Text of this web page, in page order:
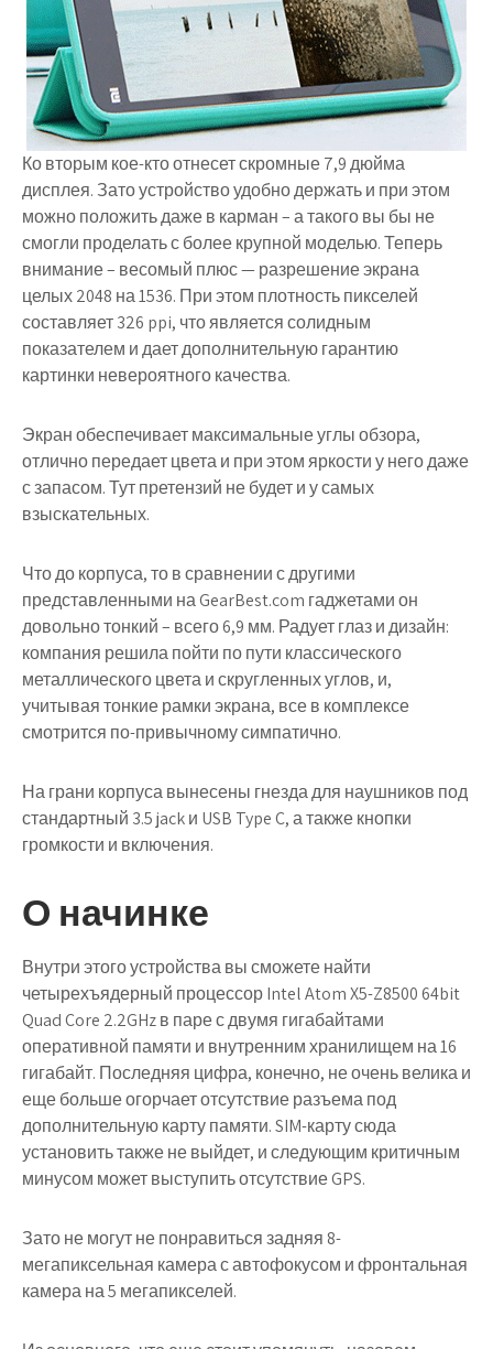
Ко вторым кое-кто отнесет скромные 7,9 дюйма
дисплея. Зато устройство удобно держать и при этом
можно положить даже в карман – а такого вы бы не
смогли проделать с более крупной моделью. Теперь
внимание – весомый плюс — разрешение экрана
целых 2048 на 1536. При этом плотность пикселей
составляет 326 ppi, что является солидным
показателем и дает дополнительную гарантию
картинки невероятного качества.
Экран обеспечивает максимальные углы обзора,
отлично передает цвета и при этом яркости у него даже
с запасом. Тут претензий не будет и у самых
взыскательных.
Что до корпуса, то в сравнении с другими
представленными на GearBest.com гаджетами он
довольно тонкий – всего 6,9 мм. Радует глаз и дизайн:
компания решила пойти по пути классического
металлического цвета и скругленных углов, и,
учитывая тонкие рамки экрана, все в комплексе
смотрится по-привычному симпатично.
На грани корпуса вынесены гнезда для наушников под
стандартный 3.5 jack и USB Type C, а также кнопки
громкости и включения.
О начинке
Внутри этого устройства вы сможете найти
четырехъядерный процессор Intel Atom X5-Z8500 64bit
Quad Core 2.2GHz в паре с двумя гигабайтами
оперативной памяти и внутренним хранилищем на 16
гигабайт. Последняя цифра, конечно, не очень велика и
еще больше огорчает отсутствие разъема под
дополнительную карту памяти. SIM-карту сюда
установить также не выйдет, и следующим критичным
минусом может выступить отсутствие GPS.
Зато не могут не понравиться задняя 8-
мегапиксельная камера с автофокусом и фронтальная
камера на 5 мегапикселей.